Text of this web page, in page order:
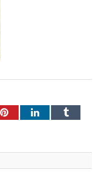
PinterestLinkedInTumblr